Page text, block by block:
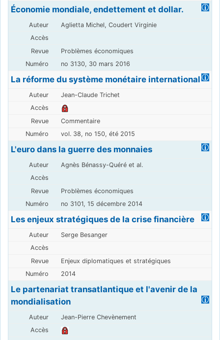
Économie mondiale, endettement et dollar.
Aglietta Michel, Coudert Virginie
Problèmes économiques
no 3130, 30 mars 2016
La réforme du système monétaire international
Jean-Claude Trichet
Commentaire
vol. 38, no 150, été 2015
L'euro dans la guerre des monnaies
Agnès Bénassy-Quéré et al.
Problèmes économiques
no 3101, 15 décembre 2014
Les enjeux stratégiques de la crise financière
Serge Besanger
Enjeux diplomatiques et stratégiques
2014
Le partenariat transatlantique et l'avenir de la
mondialisation
Jean-Pierre Chevènement